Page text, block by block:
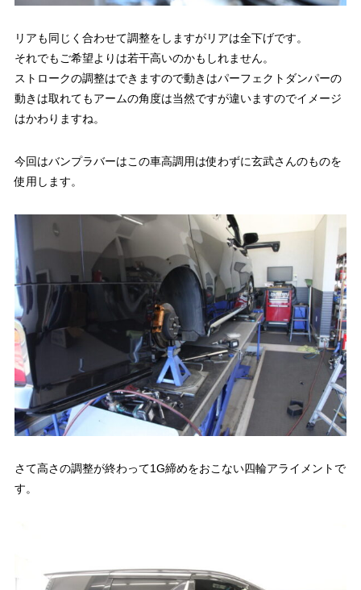
リアも同じく合わせて調整をしますがリアは全下げです。
それでもご希望よりは若干高いのかもしれません。
ストロークの調整はできますので動きはパーフェクトダンパーの
動きは取れてもアームの角度は当然ですが違いますのでイメージ
はかわりますね。
今回はバンプラバーはこの車高調用は使わずに玄武さんのものを
使用します。
さて高さの調整が終わって1G締めをおこない四輪アライメントで
す。